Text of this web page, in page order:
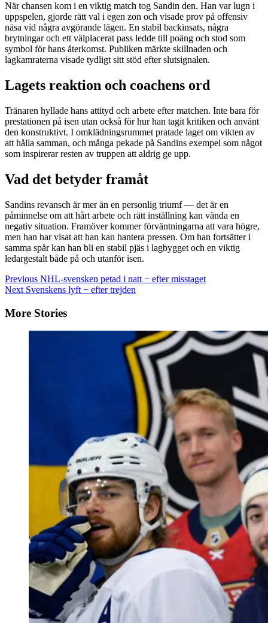
När chansen kom i en viktig match tog Sandin den. Han var lugn i
uppspelen, gjorde rätt val i egen zon och visade prov på offensiv
näsa vid några avgörande lägen. En stabil backinsats, några
brytningar och ett välplacerat pass ledde till poäng och stod som
symbol för hans återkomst. Publiken märkte skillnaden och
lagkamraterna visade tydligt sitt stöd efter slutsignalen.
Lagets reaktion och coachens ord
Tränaren hyllade hans attityd och arbete efter matchen. Inte bara för
prestationen på isen utan också för hur han tagit kritiken och använt
den konstruktivt. I omklädningsrummet pratade laget om vikten av
att hålla samman, och många pekade på Sandins exempel som något
som inspirerar resten av truppen att aldrig ge upp.
Vad det betyder framåt
Sandins revansch är mer än en personlig triumf — det är en
påminnelse om att hårt arbete och rätt inställning kan vända en
negativ situation. Framöver kommer förväntningarna att vara högre,
men han har visat att han kan hantera pressen. Om han fortsätter i
samma spår kan han bli en stabil pjäs i lagbygget och en viktig
ledargestalt både på och utanför isen.
Continue
Reading
Previous NHL-svensken petad i natt − efter misstaget
Next Svenskens lyft − efter trejden
More Stories